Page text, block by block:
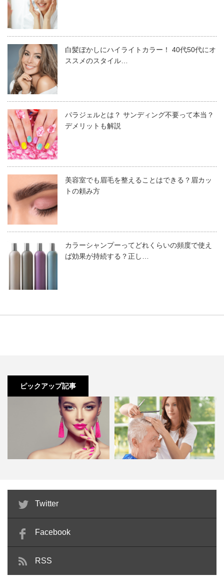
2021.11.30
すっぴん美人を目指す眉毛の書き方・整え方
「すっぴん風メイク」や「ナチュラルメイク」が流行る中、どうしても
気になるのが眉毛の形です。ボサボサ眉毛や薄い眉毛では、ナチュラル
メイクも台無しですね。そのような自眉を事前に整えておく事はすっぴ
ん美人への近道になります。ここでは、すっぴんでも美しい眉を描くテ
クニックやツールを提案しています。また、今...
2020.08.06
眉毛の色と髪色は合わせるべき？眉メイクの基本とカラー選び
のポイント
ので、あまりにも自眉の色とかけ離れたヘアカラーをしたときなどは、
これで垢抜け！ 眉毛のベストバラン
スとは
眉を描く時は、ストレート、アーチ、コーナーなど数種類
おすすめ眉①
知的なコーナー
眉
眉尻を上りぎみに描けば、キリッとしたイメージに仕上が
ります。
「仕事ができる」「知性がある」男性に見られることでし
ょう。特に、営業マンや接客業に携わっている男性に適し
た形と言えます。
おすすめ眉②
描き方です。
女性からも、包容力のある男性というイメージを抱かれる
おすすめ眉③ 男らしい太眉
なるべく自眉を活かして
初めて眉毛を整える時、とてもドキドキしますよね。
「本当は切ったり剃ったりする箇所ではない部分に手をつ
けてしまわないか」などあらゆるミスを気にしてしまいま
す。
ここでは、初めてでも失敗せず、なおかつ簡単に整えるや
り方を見ていきましょう。
眉メイクからはみ出した毛をはさみでカット
or 毛抜きで抜く
よく確認します。
その上で、はみ出している毛を、眉バサミを使
ってカットします。もしくは毛抜きで抜く選択
り行なってください。
一連の眉カットが終了したら一度メイクを落と
し、眉カットが成功しているかどうかをしっか
りと確認します。
不要な毛をカミソリ・シェーバーで剃り落とす
最後に、不要な毛はカミソリやシェーバーで剃
美容院・サロンで眉毛を整えるメリット
眉毛ケアの基本さえ理解し、ケアに費やす時間があれば、
セルフでも十分に満足いく眉毛が仕上がるでしょう。
しかし眉毛ケアは、
良いカラー、形状が重要です。
そのため、豊富な専門知識や技術を持ったスタッフが常駐
している美容院やサロンであれば、安心して施術を受けら
れるのが最大のメリットと言えます。
美容院・サロンで眉毛を整えるときの値
美容院・サロンで眉を整えるときの値段相場は以下のとお
シェービングが主流で、カウンセリングなども
含めて１時間以内5,000円前後です。
カウンセリングの分がなくなるため、シェービ
ング40分程度で4,000円前後と考えておくといいでしょ
もし脱毛やカラーをお願いする場合は、時間は長くなり、
白髪ぼかしにハイライトカラー！ 40代50代にオ
ススメのスタイル…
パラジェルとは？ サンディング不要って本当？
デメリットも解説
美容室でも眉毛を整えることはできる？眉カッ
トの頼み方
カラーシャンプーってどれくらいの頻度で使え
ば効果が持続する？正し…
ピックアップ記事
ビューティーコーディネーターが
美容サロンの顔になる！検定…
Twitter
Facebook
RSS